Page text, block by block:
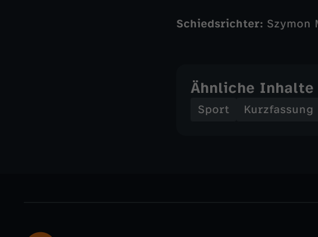
Schiedsrichter: Szymon
Ähnliche Inhalte
Sport Kurzfassung